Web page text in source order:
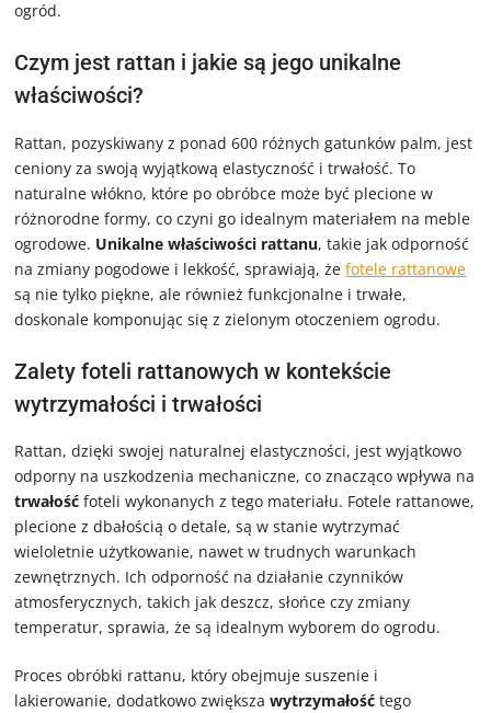
ogród.
Czym jest rattan i jakie są jego unikalne
właściwości?
Rattan, pozyskiwany z ponad 600 różnych gatunków palm, jest
ceniony za swoją wyjątkową elastyczność i trwałość. To
naturalne włókno, które po obróbce może być plecione w
różnorodne formy, co czyni go idealnym materiałem na meble
ogrodowe. Unikalne właściwości rattanu, takie jak odporność
na zmiany pogodowe i lekkość, sprawiają, żefotele rattanowe
są nie tylko piękne, ale również funkcjonalne i trwałe,
doskonale komponując się z zielonym otoczeniem ogrodu.
Zalety foteli rattanowych w kontekście
wytrzymałości i trwałości
Rattan, dzięki swojej naturalnej elastyczności, jest wyjątkowo
odporny na uszkodzenia mechaniczne, co znacząco wpływa na
trwałość foteli wykonanych z tego materiału. Fotele rattanowe,
plecione z dbałością o detale, są w stanie wytrzymać
wieloletnie użytkowanie, nawet w trudnych warunkach
zewnętrznych. Ich odporność na działanie czynników
atmosferycznych, takich jak deszcz, słońce czy zmiany
temperatur, sprawia, że są idealnym wyborem do ogrodu.
Proces obróbki rattanu, który obejmuje suszenie i
lakierowanie, dodatkowo zwiększawytrzymałość tego